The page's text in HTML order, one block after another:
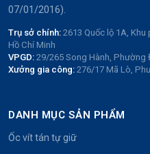
07/01/2016).
Trụ sở chính: 2613 Quốc lộ 1A,
Hồ Chí Minh
VPGD: 29/265 Song Hành, Phường
Xưởng gia công: 276/17 Mã Lò,
DANH MỤC SẢN PHẨM
Ốc vít tán tự giữ